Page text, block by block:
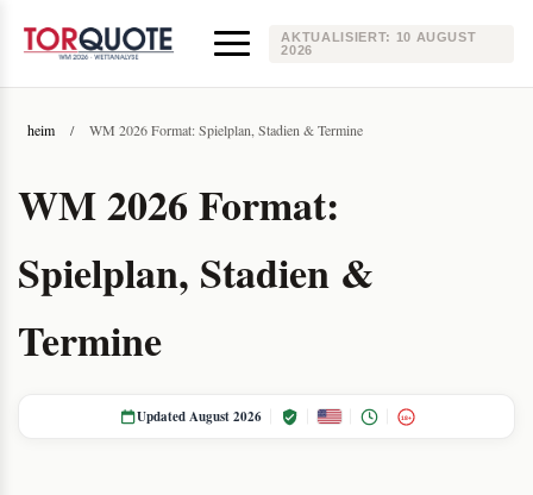
AKTUALISIERT: 10 AUGUST
2026
heim / WM 2026 Format: Spielplan, Stadien & Termine
WM 2026 Format:
Spielplan, Stadien &
Termine
Updated August 2026 18+